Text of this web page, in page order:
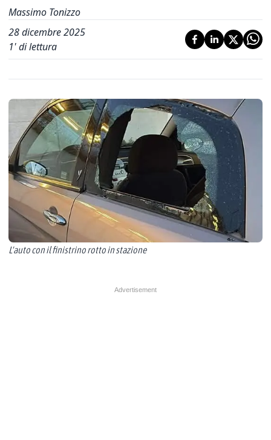
Massimo Tonizzo
28 dicembre 2025
1' di lettura
L'auto con il finistrino rotto in stazione